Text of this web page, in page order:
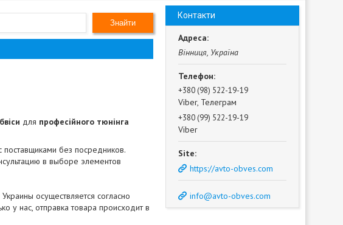
Знайти
для професійного тюнінга
без посредников.
в выборе элементов
осуществляется согласно
у нас, отправка товара происходит в
Контакти
Вінниця, Україна
+380 (98) 522-19-19
Viber, Телеграм
+380 (99) 522-19-19
Viber
https://avto-obves.com
info@avto-obves.com